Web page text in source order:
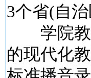
3个省(自治
学院教
的现代化